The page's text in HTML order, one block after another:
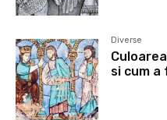
Diverse
si cum